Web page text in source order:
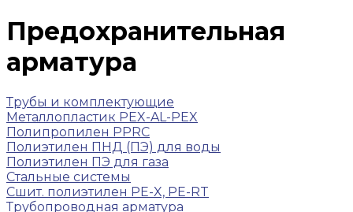
Предохранительная
арматура
Трубы и комплектующие
Металлопластик PEX-AL-PEX
Полипропилен PPRC
Полиэтилен ПНД (ПЭ) для воды
Полиэтилен ПЭ для газа
Стальные системы
Сшит. полиэтилен PE-X, PE-RT
Трубопроводная арматура